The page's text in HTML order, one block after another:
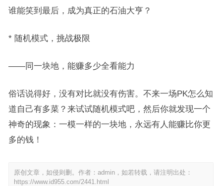
谁能笑到最后，成为真正的石油大亨？
* 随机模式，挑战极限
——同一块地，能赚多少全看能力
俗话说得好，没有对比就没有伤害。不来一场PK怎么知
道自己有多菜？来试试随机模式吧，然后你就发现一个
神奇的现象：一模一样的一块地，永远有人能赚比你更
多的钱！
原创文章，如侵则删。作者：admin，如若转载，请注明出处：
https://www.id955.com/2441.html